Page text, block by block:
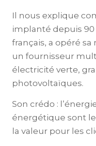
Il nous explique
implanté depuis
français, a opéré
un fournisseur
électricité verte,
photovoltaïques.
Son crédo :
énergétique sont
la valeur pour les